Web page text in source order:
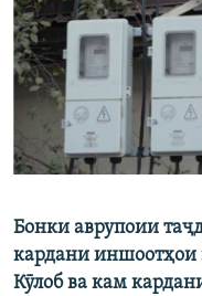
Бонки аврупоии
кардани иншоотҳои
Кӯлоб ва кам